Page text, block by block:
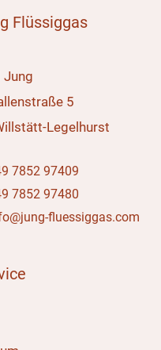
Flüssiggas
Jung
5
Legelhurst
7852 97409
7852 97480
fluessiggas.com